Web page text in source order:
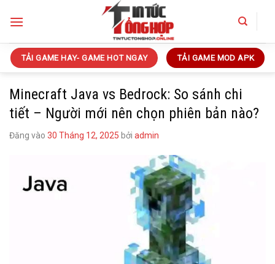
qua
dung TẢI GAME HAY- GAME HOT NGAY TẢI GAME MOD APK
Minecraft Java vs Bedrock: So sánh chi
tiết – Người mới nên chọn phiên bản nào?
Đăng vào 30 Tháng 12, 2025 bởi admin